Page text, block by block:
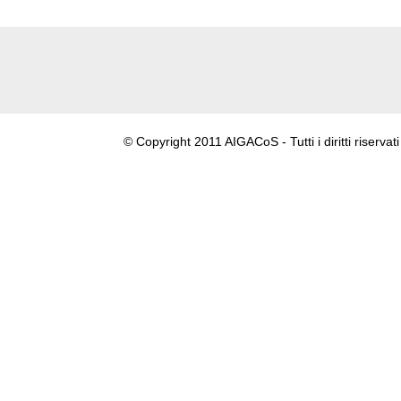
© Copyright 2011 AIGACoS - Tutti i diritti riservati